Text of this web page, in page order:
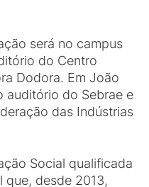
será no campus
do Centro
Dodora. Em João
auditório do Sebrae e
das Indústrias
Social qualificada
que, desde 2013,